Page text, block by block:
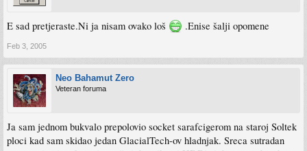
E sad pretjeraste.Ni ja nisam ovako loš .Enise šalji opomene
Feb 3, 2005
Neo Bahamut Zero
Veteran foruma
Ja sam jednom bukvalo prepolovio socket sarafcigerom na staroj Soltek
ploci kad sam skidao jedan GlacialTech-ov hladnjak. Sreca sutradan